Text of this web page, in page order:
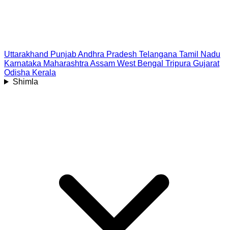
Uttarakhand PunjabAndhra Pradesh Telangana Tamil Nadu
Karnataka Maharashtra Assam West Bengal Tripura Gujarat
Odisha Kerala
Shimla